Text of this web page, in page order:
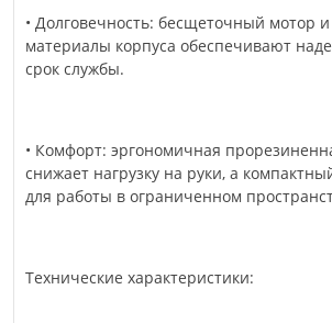
• Долговечность: бесщеточный мотор
материалы корпуса обеспечивают
срок службы.
• Комфорт: эргономичная
снижает нагрузку на руки, а
для работы в ограниченном
Технические характеристики: